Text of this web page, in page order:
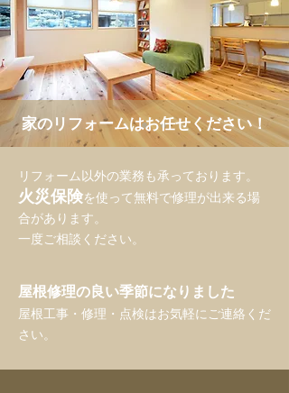
​家のリフォームはお任せください！
​リフォーム以外の業務も承っております。
火災保険を使って無料で修理が出来る場
合があります。
一度ご相談ください。
屋根修理の良い季節になりました
屋根工事・修理・点検はお気軽にご連絡くだ
さい。